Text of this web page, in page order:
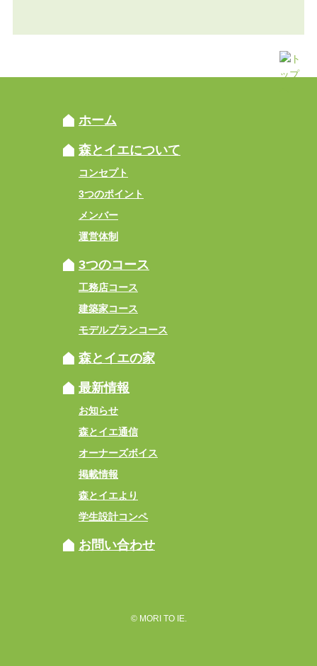
ホーム
森とイエについて
コンセプト
3つのポイント
メンバー
運営体制
3つのコース
工務店コース
建築家コース
モデルプランコース
森とイエの家
最新情報
お知らせ
森とイエ通信
オーナーズボイス
掲載情報
森とイエより
学生設計コンペ
お問い合わせ
© MORI TO IE.